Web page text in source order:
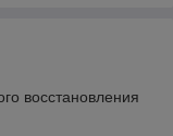
восстановления